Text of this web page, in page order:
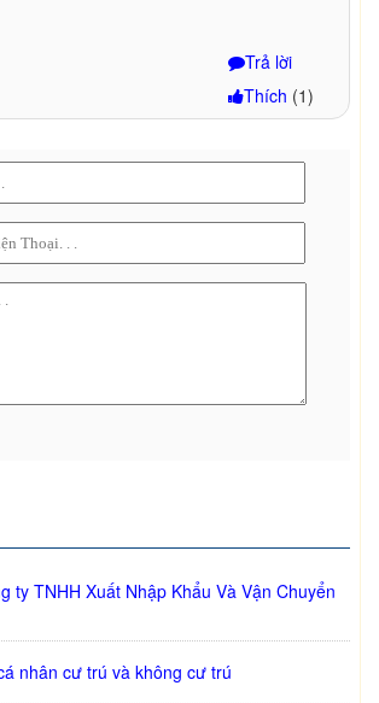
Trả lời
Thích (1)
ty TNHH Xuất Nhập Khẩu Và Vận Chuyển
nhân cư trú và không cư trú